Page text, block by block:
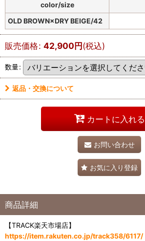
color/size
OLD BROWN×DRY BEIGE/42
販売価格: 42,900円(税込)
数量:
返品・交換について
カートに入れる
お問い合わせ
お気に入り登録
商品詳細
【TRACK楽天市場店】
https://item.rakuten.co.jp/track358/6117/